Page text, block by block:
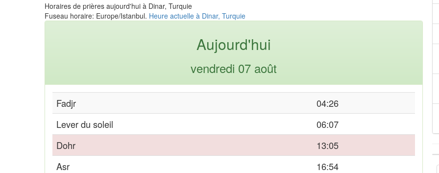
Horaires de prières aujourd'hui à Dinar, Turquie
Fuseau horaire: Europe/Istanbul. Heure actuelle à Dinar, Turquie
Aujourd'hui
vendredi 07 août
Fadjr
04:26
Lever du soleil
06:07
Dohr
13:05
Asr
16:54